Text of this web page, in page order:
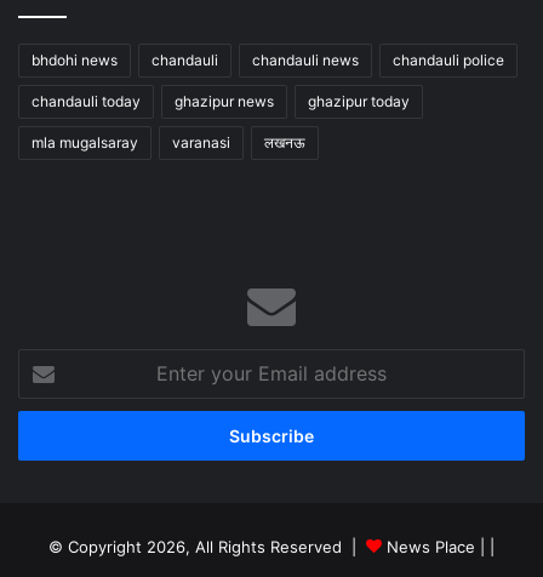
bhdohi news chandauli chandauli news chandauli police
chandauli today ghazipur news ghazipur today
mla mugalsaray varanasi लखनऊ
your
Email
© Copyright 2026, All Rights Reserved | News Place |